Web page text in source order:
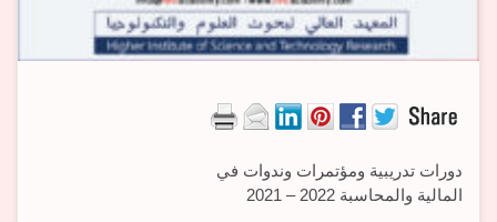
دورات تدريبية ومؤتمرات وندوات في
المالية والمحاسبة 2022 – 2021